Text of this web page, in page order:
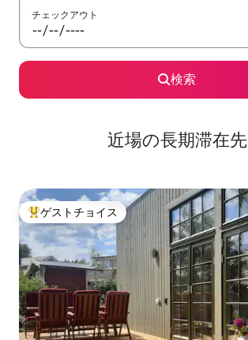
チェックアウト
検索
近場の長期滞在先
大好評のゲストチョイスです。
ゲストチョイス